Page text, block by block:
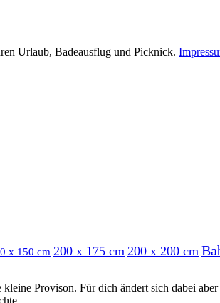
Urlaub, Badeausflug und Picknick.
x 150 cm 200 x 175 cm 200 x 200 cm
Provison. Für dich ändert sich dabei